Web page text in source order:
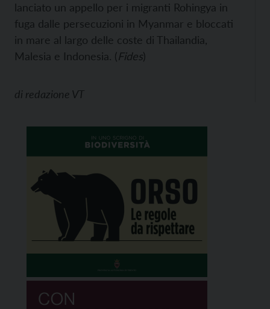
lanciato un appello per i migranti Rohingya in
fuga dalle persecuzioni in Myanmar e bloccati
in mare al largo delle coste di Thailandia,
Malesia e Indonesia. (Fides)
di redazione VT